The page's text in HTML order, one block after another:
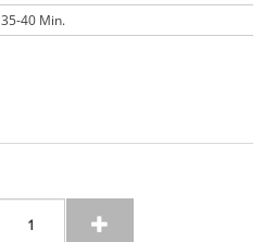
35-40 Min.